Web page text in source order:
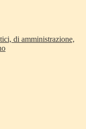
di amministrazione,